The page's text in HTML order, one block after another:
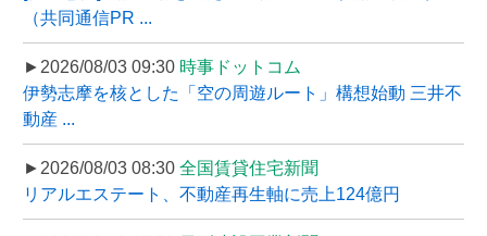
（共同通信PR ...
►2026/08/03 09:30 時事ドットコム
伊勢志摩を核とした「空の周遊ルート」構想始動 三井不
動産 ...
►2026/08/03 08:30 全国賃貸住宅新聞
リアルエステート、不動産再生軸に売上124億円